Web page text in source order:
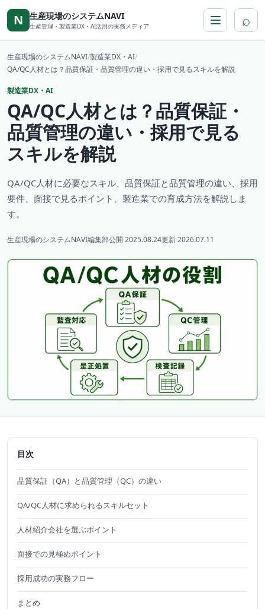
本文へ移動
N 生産現場のシステムNAVI
生産管理・製造業DX・AI活用の実務メディア ⌕
生産現場のシステムNAVI/製造業DX・AI/
QA/QC人材とは？品質保証・品質管理の違い・採用で見るスキルを解説
製造業DX・AI
QA/QC人材とは？品質保証・
品質管理の違い・採用で見る
スキルを解説
QA/QC人材に必要なスキル、品質保証と品質管理の違い、採用
要件、面接で見るポイント、製造業での育成方法を解説しま
す。
生産現場のシステムNAVI編集部公開 2025.08.24更新 2026.07.11
目次
品質保証（QA）と品質管理（QC）の違い
QA/QC人材に求められるスキルセット
人材紹介会社を選ぶポイント
面接での見極めポイント
採用成功の実務フロー
まとめ